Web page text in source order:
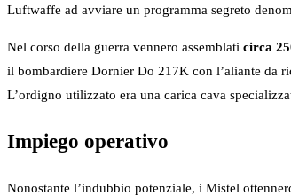
Luftwaffe ad avviare un programma segreto
Nel corso della guerra vennero assemblati circa
il bombardiere Dornier Do 217K con l’aliante da
L’ordigno utilizzato era una carica cava
Impiego operativo
Nonostante l’indubbio potenziale, i Mistel